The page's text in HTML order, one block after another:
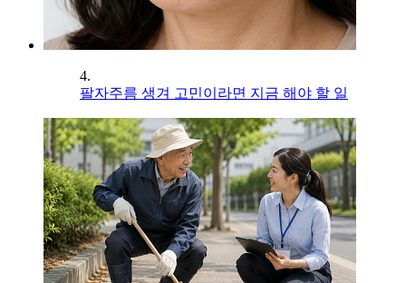
4.
팔자주름 생겨 고민이라면 지금 해야 할 일